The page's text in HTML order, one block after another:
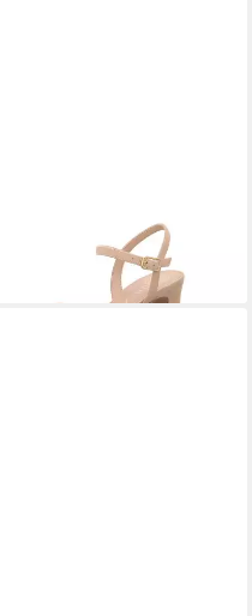
149,90 €